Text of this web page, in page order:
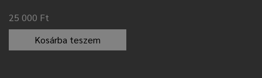
25 000 Ft
Kosárba teszem